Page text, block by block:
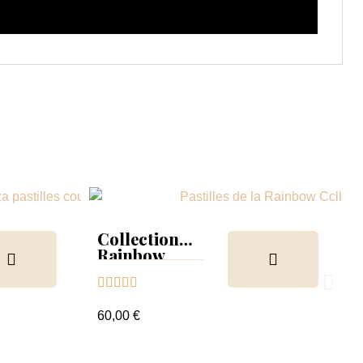
Collection
Rainbow
nuancier
    
60,00 €